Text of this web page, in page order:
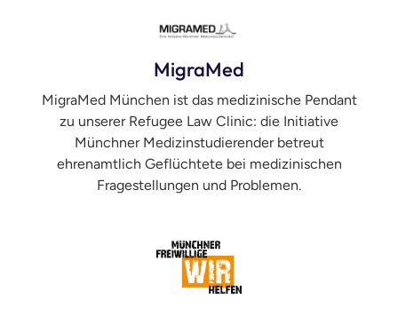
MigraMed
MigraMed München ist das medizinische Pendant
zu unserer Refugee Law Clinic: die Initiative
Münchner Medizinstudierender betreut
ehrenamtlich Geflüchtete bei medizinischen
Fragestellungen und Problemen.